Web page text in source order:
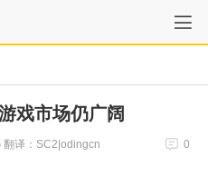
戏市场仍广阔
翻译：SC2|odingcn 0